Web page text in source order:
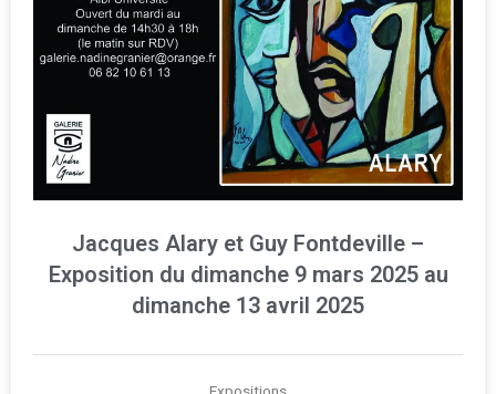
Jacques Alary et Guy Fontdeville –
Exposition du dimanche 9 mars 2025 au
dimanche 13 avril 2025
Expositions